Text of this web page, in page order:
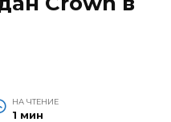
НА ЧТЕНИЕ
1 мин